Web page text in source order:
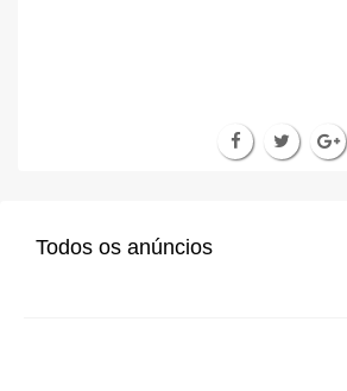
Todos os anúncios